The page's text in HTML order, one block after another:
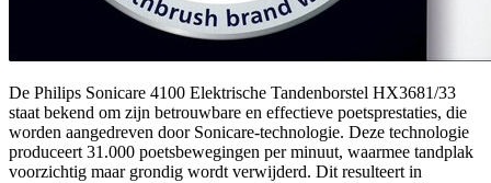
De Philips Sonicare 4100 Elektrische Tandenborstel HX3681/33
staat bekend om zijn betrouwbare en effectieve poetsprestaties, die
worden aangedreven door Sonicare-technologie. Deze technologie
produceert 31.000 poetsbewegingen per minuut, waarmee tandplak
voorzichtig maar grondig wordt verwijderd. Dit resulteert in